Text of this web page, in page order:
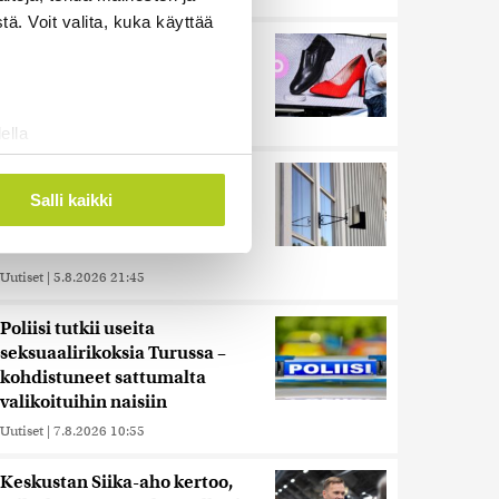
Voit valita, kuka käyttää
. Voit muuttaa
tukemiseen
alan
tietoja muihin tietoihin, joita
siirtää ulkomaille.
Salli kaikki
Uutiset
Oletko ihmetellyt peilejä
ikkunankarmeissa? Tällainen
oli 1800-luvun ”sosiaalinen
media”
Uutiset | 5.8.2026 21:45
Poliisi tutkii useita
seksuaalirikoksia Turussa –
kohdistuneet sattumalta
valikoituihin naisiin
Uutiset | 7.8.2026 10:55
Keskustan Siika-aho kertoo,